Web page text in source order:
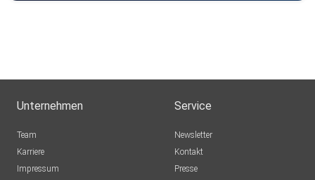
Unternehmen
Team
Karriere
Impressum
Service
Newsletter
Kontakt
Presse